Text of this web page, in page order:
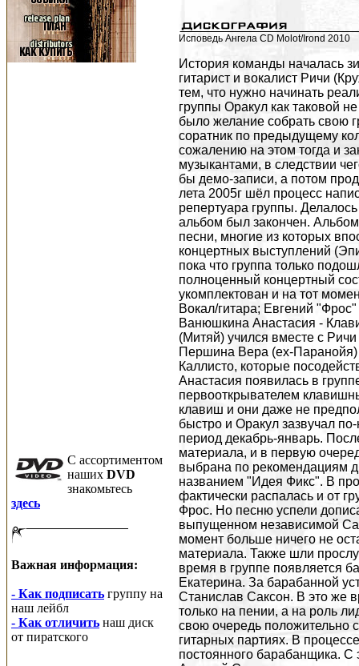
C ассортиментом
наших DVD
знакомьтесь
здесь
Важная информация:
- Как подписать группу на
наш лейбл
- Как отличить наш диск
от пиратского
Исповедь Ангела CD Molot/Irond 2010
История команды началась
гитарист и вокалист Ричи
тем, что нужно начинать
группы Оракул как таковой
было желание собрать свою
соратник по предыдущему
сожалению на этом тогда и
музыкантами, в следствии
бы демо-записи, а потом
лета 2005г шёл процесc
репертуара группы.
альбом был закончен.
песни, многие из которых
концертных выступлений
пока что группа только
полноценный концертный
укомплектован и на тот
Вокал/гитара; Евгений
Ванюшкина Анастасия -
(Митяй) учился вместе с
Першина Вера (ex-Паранойя)
Каллисто, которые
Анастасия появилась в
первооткрывателем
клавиш и они даже не
быстро и Оракул зазвучал
период декабрь-январь.
материала, и в первую
выбрана по рекомендациям
названием "Идея Фикс". В
фактически распалась и от
Фрос. Но песню успели
выпущенном независимой
момент больше ничего не
материала. Также шли
время в группе появляется
Екатерина. За барабанной
Станислав Саксон. В это же
только на пении, а на роль
свою очередь положительно
гитарных партиях. В
постоянного барабанщика.